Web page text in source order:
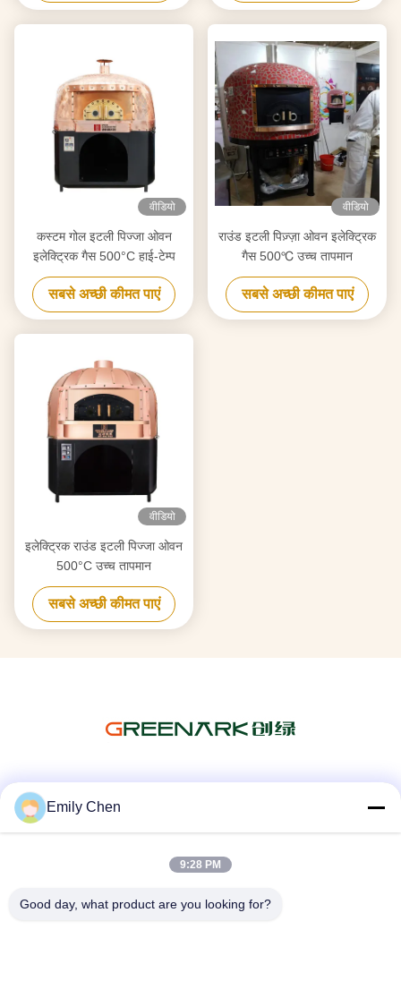
वीडियो
कस्टम गोल इटली पिज्जा ओवन
इलेक्ट्रिक गैस 500°C हाई-टेम्प
सबसे अच्छी कीमत पाएं
वीडियो
राउंड इटली पिज़्ज़ा ओवन इलेक्ट्रिक
गैस 500℃ उच्च तापमान
सबसे अच्छी कीमत पाएं
वीडियो
इलेक्ट्रिक राउंड इटली पिज्जा ओवन
500°C उच्च तापमान
सबसे अच्छी कीमत पाएं
टेलीफोन
Emily Chen
9:28 PM
Good day, what product are you looking for?